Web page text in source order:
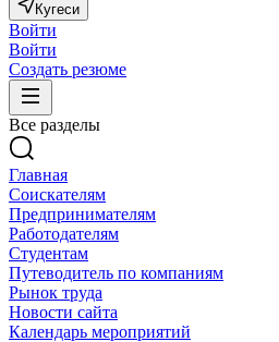
Кугеси
Войти
Войти
Создать резюме
Все разделы
Главная
Соискателям
Предпринимателям
Работодателям
Студентам
Путеводитель по компаниям
Рынок труда
Новости сайта
Календарь мероприятий